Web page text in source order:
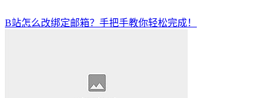
B站怎么改绑定邮箱？手把手教你轻松完成！